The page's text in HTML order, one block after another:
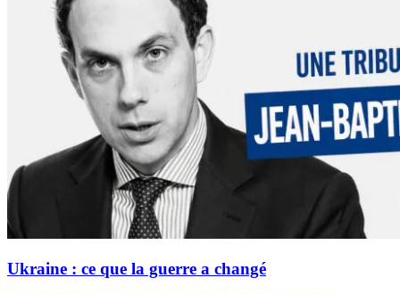
Ukraine : ce que la guerre a changé